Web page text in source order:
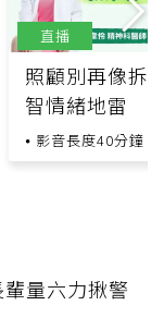
照顧別再像拆
智情緒地雷
影音長度40分鐘
直播
量六力揪警